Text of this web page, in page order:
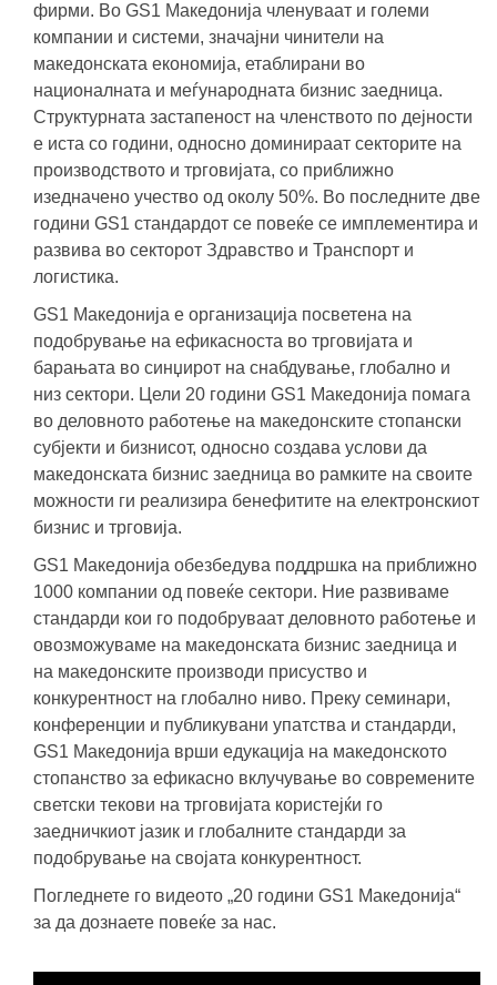
фирми. Во GS1 Македонија членуваат и големи
компании и системи, значајни чинители на
македонската економија, етаблирани во
националната и меѓународната бизнис заедница.
Структурната застапеност на членството по дејности
е иста со години, односно доминираат секторите на
производството и трговијата, со приближно
изедначено учество од околу 50%. Во последните две
години GS1 стандардот се повеќе се имплементира и
развива во секторот Здравство и Транспорт и
логистика.
GS1 Македонија е организација посветена на
подобрување на ефикасноста во трговијата и
барањата во синџирот на снабдување, глобално и
низ сектори. Цели 20 години GS1 Македонија помага
во деловното работење на македонските стопански
субјекти и бизнисот, односно создава услови да
македонската бизнис заедница во рамките на своите
можности ги реализира бенефитите на електронскиот
бизнис и трговија.
GS1 Македонија обезбедува поддршка на приближно
1000 компании од повеќе сектори. Ние развиваме
стандарди кои го подобруваат деловното работење и
овозможуваме на македонската бизнис заедница и
на македонските производи присуство и
конкурентност на глобално ниво. Преку семинари,
конференции и публикувани упатства и стандарди,
GS1 Македонија врши едукација на македонското
стопанство за ефикасно вклучување во современите
светски текови на трговијата користејќи го
заедничкиот јазик и глобалните стандарди за
подобрување на својата конкурентност.
Погледнете го видеото „20 години GS1 Македонија“
за да дознаете повеќе за нас.